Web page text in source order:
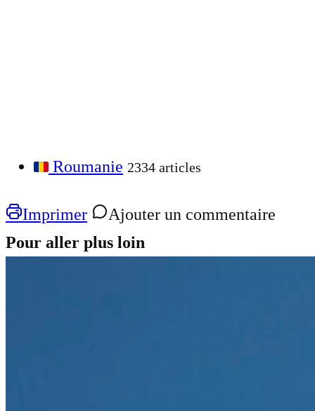
Roumanie 2334 articles
Imprimer
Ajouter un commentaire
Pour aller plus loin